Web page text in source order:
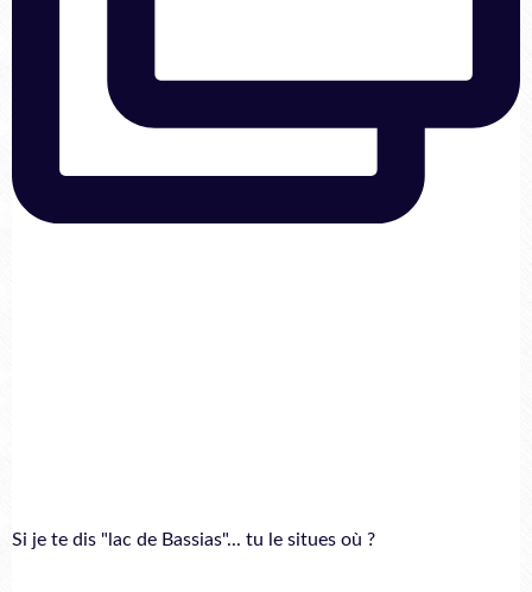
Si je te dis "lac de Bassias"... tu le situes où ?